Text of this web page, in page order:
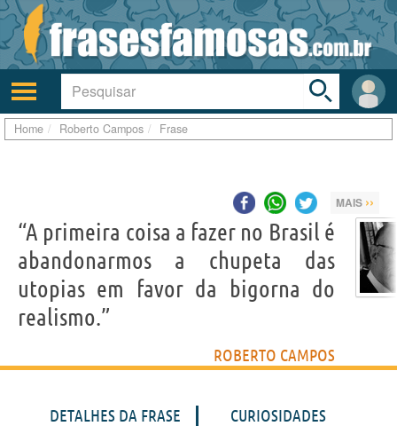
Ativar/desativar
a
navegação
Área
do
Toggle
search
bar
Home Roberto Campos Frase
MAIS ››
“A primeira coisa a fazer no Brasil é
abandonarmos a chupeta das
utopias em favor da bigorna do
realismo.”
ROBERTO CAMPOS
DETALHES DA FRASE CURIOSIDADES